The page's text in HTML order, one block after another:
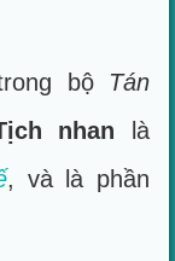
bộ
Tán
nhan là
, và là phần